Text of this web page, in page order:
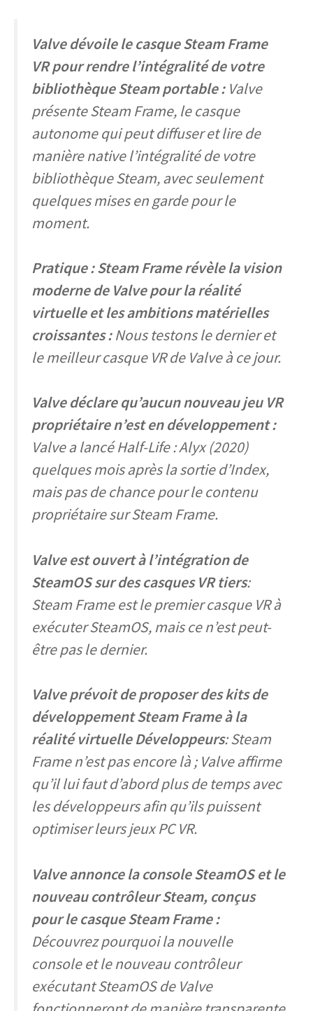
Valve dévoile le casque Steam Frame
VR pour rendre l’intégralité de votre
bibliothèque Steam portable :Valve
présente Steam Frame, le casque
autonome qui peut diffuser et lire de
manière native l’intégralité de votre
bibliothèque Steam, avec seulement
quelques mises en garde pour le
moment.
Pratique : Steam Frame révèle la vision
moderne de Valve pour la réalité
virtuelle et les ambitions matérielles
croissantes :Nous testons le dernier et
le meilleur casque VR de Valve à ce jour.
Valve déclare qu’aucun nouveau jeu VR
propriétaire n’est en développement :
Valve a lancé Half-Life : Alyx (2020)
quelques mois après la sortie d’Index,
mais pas de chance pour le contenu
propriétaire sur Steam Frame.
Valve est ouvert à l’intégration de
SteamOS sur des casques VR tiers:
Steam Frame est le premier casque VR à
exécuter SteamOS, mais ce n’est peut-
être pas le dernier.
Valve prévoit de proposer des kits de
développement Steam Frame à la
réalité virtuelle Développeurs: Steam
Frame n’est pas encore là ; Valve affirme
qu’il lui faut d’abord plus de temps avec
les développeurs afin qu’ils puissent
optimiser leurs jeux PC VR.
Valve annonce la console SteamOS et le
nouveau contrôleur Steam, conçus
pour le casque Steam Frame :
Découvrez pourquoi la nouvelle
console et le nouveau contrôleur
exécutant SteamOS de Valve